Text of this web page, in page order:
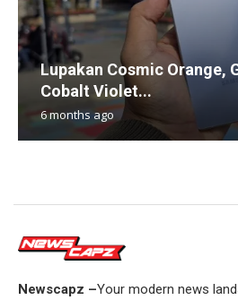
Lupakan Cosmic Orange,
Cobalt Violet...
6 months ago
Newscapz –Your modern news